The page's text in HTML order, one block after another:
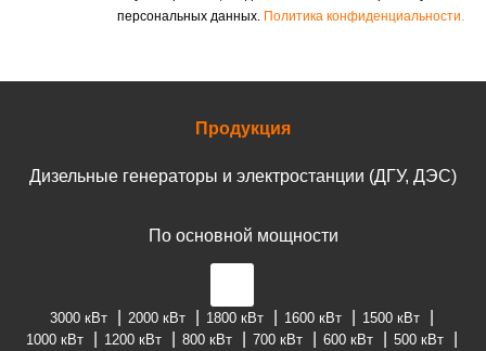
персональных данных. Политика конфиденциальности.
Продукция
Дизельные генераторы и электростанции (ДГУ, ДЭС)
По основной мощности
3000 кВт 2000 кВт 1800 кВт 1600 кВт
1500 кВт
1000 кВт
1200 кВт 800 кВт 700 кВт 600 кВт
500 кВт